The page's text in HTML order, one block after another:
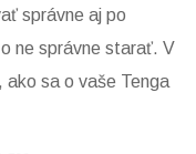
správne aj po
ne správne starať. V
sa o vaše Tenga